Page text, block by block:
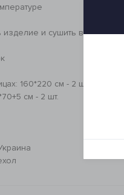
изделие и сушить в
160*220 см - 2 шт.
см - 2 шт.